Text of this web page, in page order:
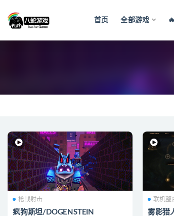
首页 全部游戏
枪战射击
疯狗斯坦/DOGENSTEIN
联机整
雾影猎